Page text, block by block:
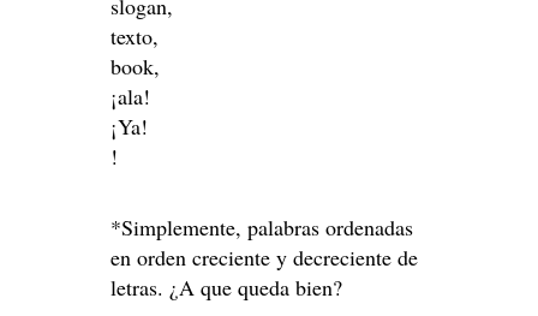
slogan,
texto,
book,
¡ala!
¡Ya!
!
*Simplemente, palabras ordenadas
en orden creciente y decreciente de
letras. ¿A que queda bien?